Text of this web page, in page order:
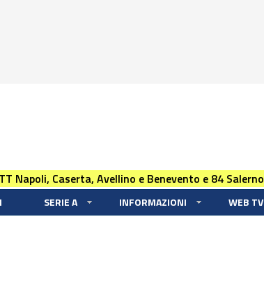
Napoli, Caserta, Avellino e Benevento e 84 Salerno
SERIE A INFORMAZIONI WEB TV